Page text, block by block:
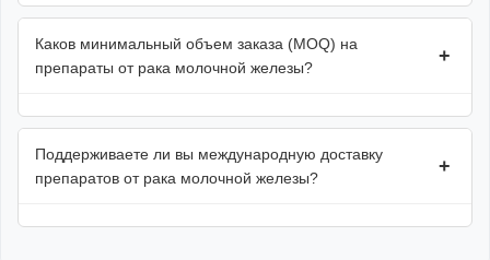
Каков минимальный объем заказа (MOQ) на
препараты от рака молочной железы?
+
Поддерживаете ли вы международную доставку
препаратов от рака молочной железы?
+